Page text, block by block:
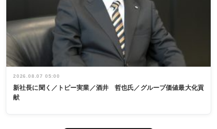
2026.08.07 05:00
新社長に聞く／トピー実業／酒井 哲也氏／グループ価値最大化貢
献